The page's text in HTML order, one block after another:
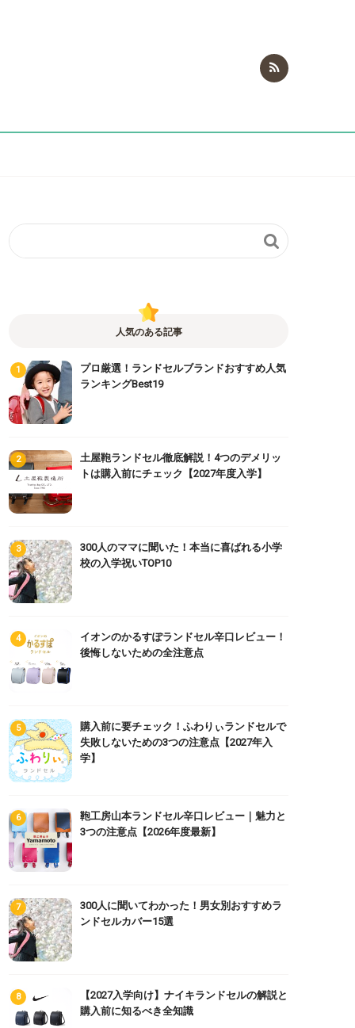

人気のある記事
プロ厳選！ランドセルブランドおすすめ人気
ランキングBest19
土屋鞄ランドセル徹底解説！4つのデメリッ
トは購入前にチェック【2027年度入学】
300人のママに聞いた！本当に喜ばれる小学
校の入学祝いTOP10
イオンのかるすぽランドセル辛口レビュー！
後悔しないための全注意点
購入前に要チェック！ふわりぃランドセルで
失敗しないための3つの注意点【2027年入
学】
鞄工房山本ランドセル辛口レビュー｜魅力と
3つの注意点【2026年度最新】
300人に聞いてわかった！男女別おすすめラ
ンドセルカバー15選
【2027入学向け】ナイキランドセルの解説と
購入前に知るべき全知識